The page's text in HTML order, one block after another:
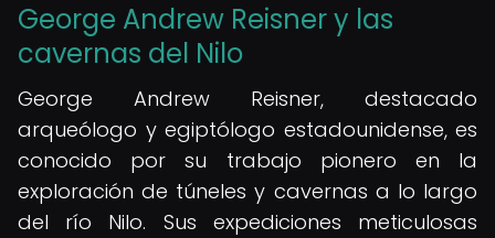
George Andrew Reisner y las
cavernas del Nilo
George Andrew Reisner, destacado
arqueólogo y egiptólogo estadounidense, es
conocido por su trabajo pionero en la
exploración de túneles y cavernas a lo largo
del río Nilo. Sus expediciones meticulosas